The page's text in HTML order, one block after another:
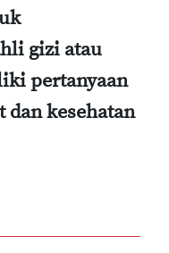
gizi atau
pertanyaan
kesehatan